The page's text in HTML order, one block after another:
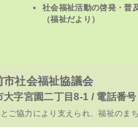
社会福祉活動の啓発・普
（福祉だより）
社会福祉協議会
字宮園二丁目8-1 / 電話番
ご協力により支えられ、福祉のま